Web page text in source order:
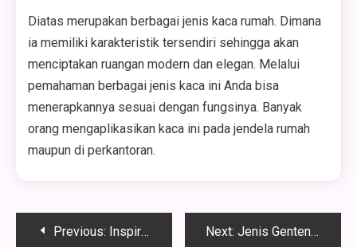
Diatas merupakan berbagai jenis kaca rumah. Dimana
ia memiliki karakteristik tersendiri sehingga akan
menciptakan ruangan modern dan elegan. Melalui
pemahaman berbagai jenis kaca ini Anda bisa
menerapkannya sesuai dengan fungsinya. Banyak
orang mengaplikasikan kaca ini pada jendela rumah
maupun di perkantoran.
Navigasi
Previous: Inspirasi Desain Air Mancur Taman Cantik di Rumah Next: Jenis Genteng Rumah yang Bagus dan Awet untuk Hunian Modern